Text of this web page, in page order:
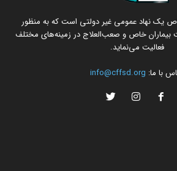
یک نهاد عمومی غیر دولتی است که به منظور
بیماران خاص و صعب‌العلاج در زمینه‌های مختلف
فعالیت می‌نماید.
با ما: info@cffsd.org